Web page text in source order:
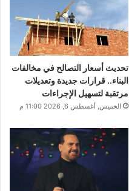
تحديث أسعار التصالح في مخالفات
البناء.. قرارات جديدة وتعديلات
مرتقبة لتسهيل الإجراءات
الخميس, أغسطس 6, 2026 11:00 م